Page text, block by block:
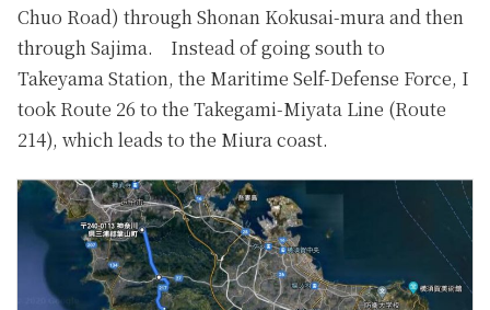
Chuo Road) through Shonan Kokusai-mura and then
through Sajima. Instead of going south to
Takeyama Station, the Maritime Self-Defense Force, I
took Route 26 to the Takegami-Miyata Line (Route
214), which leads to the Miura coast.